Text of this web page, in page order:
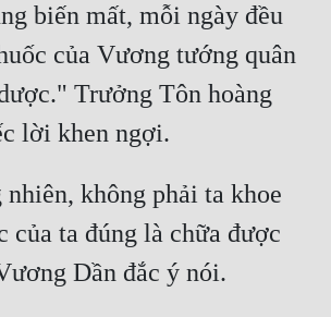
biến mất, mỗi ngày đều
của Vương tướng quân
Trưởng Tôn hoàng
không phải ta khoe
của ta đúng là chữa được